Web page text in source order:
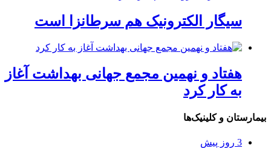
سیگار الکترونیک هم سرطانزا است
هفتاد و نهمین مجمع جهانی بهداشت آغاز
به کار کرد
بیمارستان و کلینیک‌ها
3 روز پیش